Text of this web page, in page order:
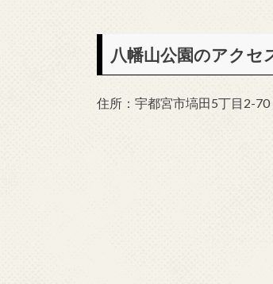
八幡山公園のアクセ
住所：宇都宮市塙田5丁目2-70